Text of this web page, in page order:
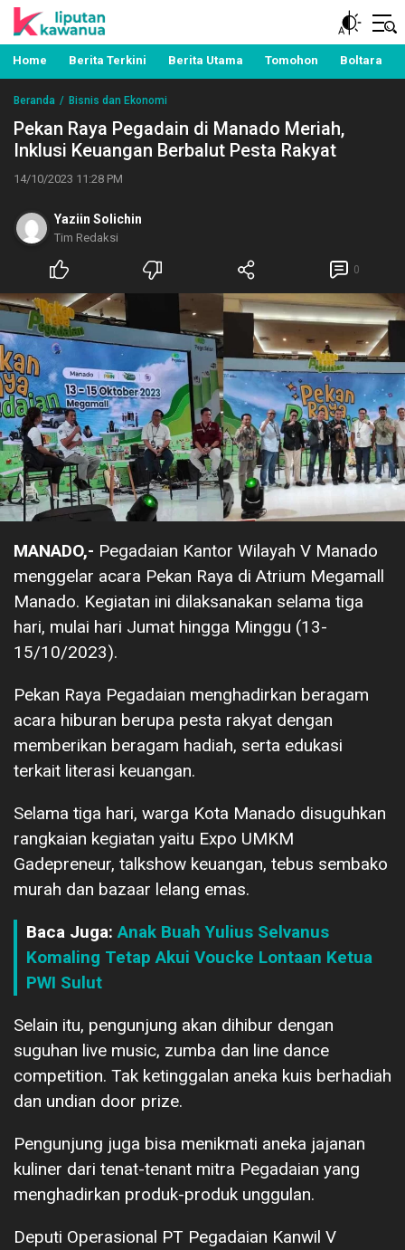
Liputan Kawanua
Berita Manado, Sulawesi Utara, Kawanua, Politik,
Pemerintahan, Hukum Kriminal dan Nasional
Home Berita Terkini Berita Utama Tomohon Boltara
Beranda Bisnis dan Ekonomi
Pekan Raya Pegadain di Manado Meriah,
Inklusi Keuangan Berbalut Pesta Rakyat
14/10/2023 11:28 PM
Yaziin Solichin
Tim Redaksi
0
MANADO,- Pegadaian Kantor Wilayah V Manado
menggelar acara Pekan Raya di Atrium Megamall
Manado. Kegiatan ini dilaksanakan selama tiga
hari, mulai hari Jumat hingga Minggu (13-
15/10/2023).
Pekan Raya Pegadaian menghadirkan beragam
acara hiburan berupa pesta rakyat dengan
memberikan beragam hadiah, serta edukasi
terkait literasi keuangan.
Selama tiga hari, warga Kota Manado disuguhkan
rangkaian kegiatan yaitu Expo UMKM
Gadepreneur, talkshow keuangan, tebus sembako
murah dan bazaar lelang emas.
Baca Juga:Anak Buah Yulius Selvanus
Komaling Tetap Akui Voucke Lontaan Ketua
PWI Sulut
Selain itu, pengunjung akan dihibur dengan
suguhan live music, zumba dan line dance
competition. Tak ketinggalan aneka kuis berhadiah
dan undian door prize.
Pengunjung juga bisa menikmati aneka jajanan
kuliner dari tenat-tenant mitra Pegadaian yang
menghadirkan produk-produk unggulan.
Deputi Operasional PT Pegadaian Kanwil V